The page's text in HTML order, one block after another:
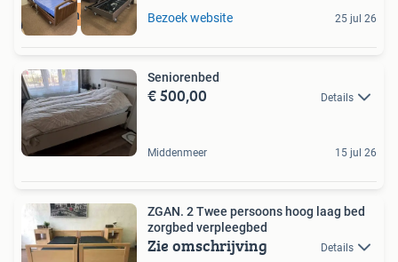
Bezorging+Garantie Bezoek website 25 jul 26
Seniorenbed
€ 500,00 Details
Middenmeer 15 jul 26
ZGAN. 2 Twee persoons hoog laag bed
zorgbed verpleegbed
Zie omschrijving Details